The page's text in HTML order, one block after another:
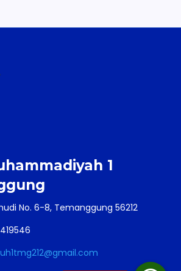
1
No. 6-8, Temanggung 56212